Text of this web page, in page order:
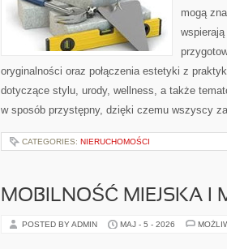
mogą
oryginalności oraz połączenia estetyki z
dotyczące stylu, urody, wellness, a także
w sposób przystępny, dzięki czemu wszyscy
CATEGORIES: NIERUCHOMOŚCI
MOBILNOŚĆ MIEJSKA I
POSTED BY ADMIN MAJ - 5 - 2026